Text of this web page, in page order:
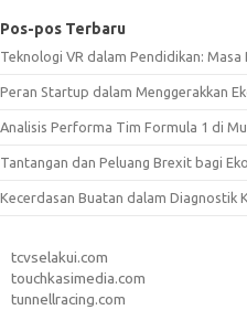
Pos-pos Terbaru
Teknologi VR dalam Pendidikan: Masa
Peran Startup dalam Menggerakkan
Analisis Performa Tim Formula 1 di
Tantangan dan Peluang Brexit bagi
Kecerdasan Buatan dalam Diagnostik
tcvselakui.com
touchkasimedia.com
tunnellracing.com